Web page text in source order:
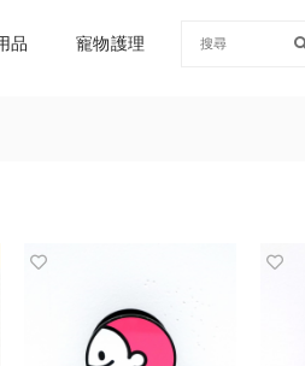
品 寵物護理